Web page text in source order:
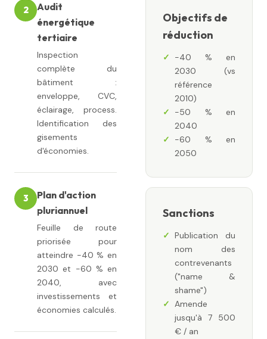
2
Audit
énergétique
tertiaire
Inspection
complète du
bâtiment :
enveloppe, CVC,
éclairage, process.
Identification des
gisements
d'économies.
3
Plan d'action
pluriannuel
Feuille de route
priorisée pour
atteindre −40 % en
2030 et −60 % en
2040, avec
investissements et
économies calculés.
Objectifs de
réduction
−40 % en
2030 (vs
référence
2010)
−50 % en
2040
−60 % en
2050
Sanctions
Publication du
nom des
contrevenants
("name &
shame")
Amende
jusqu'à 7 500
€ / an